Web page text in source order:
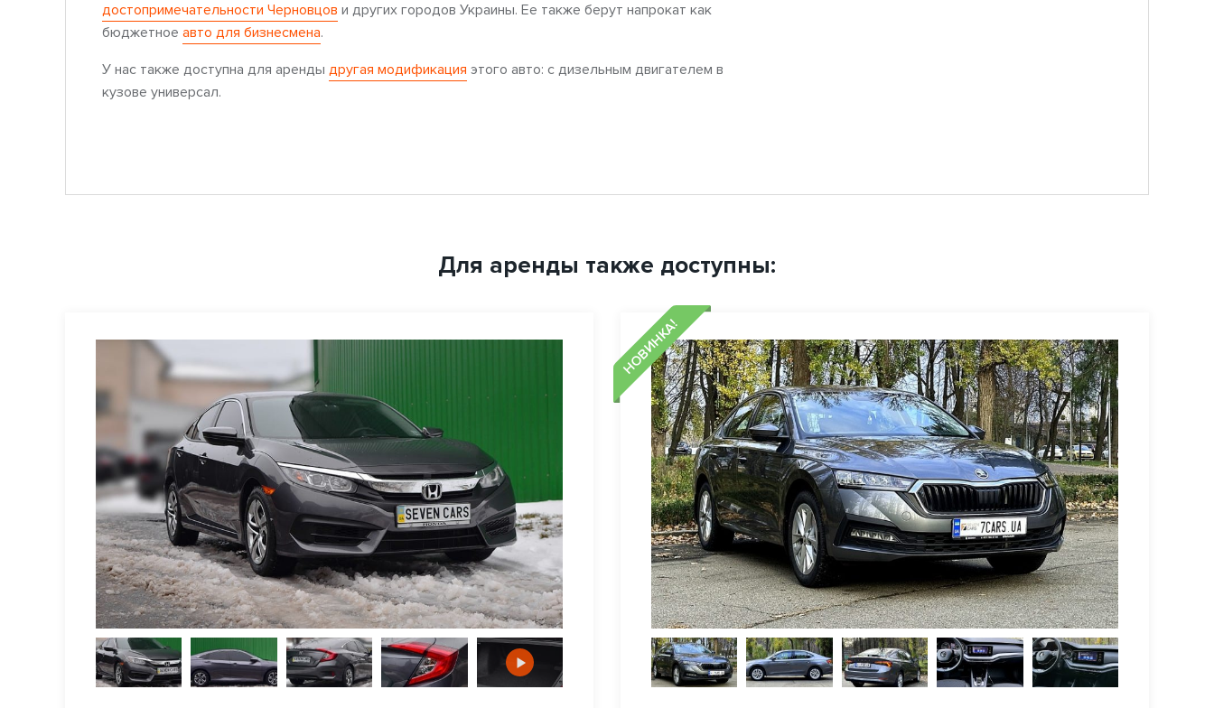
достопримечательности Черновцов и других городов Украины. Ее также берут напрокат как
бюджетное авто для бизнесмена.
У нас также доступна для аренды другая модификация этого авто: с дизельным двигателем в
кузове универсал.
Для аренды также доступны:
НОВИНКА!